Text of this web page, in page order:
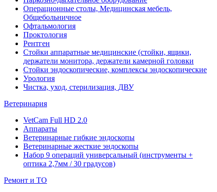
Операционные столы, Медицинская мебель,
Общебольничное
Офтальмология
Проктология
Рентген
Стойки аппаратные медицинские (стойки, ящики,
держатели монитора, держатели камерной головки
Стойки эндоскопические, комплексы эндоскопические
Урология
Чистка, уход, стерилизация, ДВУ
Ветеринария
VetCam Full HD 2.0
Аппараты
Ветеринарные гибкие эндоскопы
Ветеринарные жесткие эндоскопы
Набор 9 операций универсальный (инструменты +
оптика 2,7мм / 30 градусов)
Ремонт и ТО